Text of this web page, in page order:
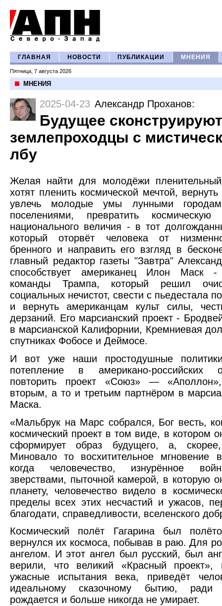
ГЛАВНАЯ НОВОСТИ ПУБЛИКАЦИИ МНЕНИЯ
Пятница, 7 августа 2026
МНЕНИЯ
2025-04-23 Александр Проханов:
Будущее сконструируют
землепроходцы с
лбу
Желая найти для молодёжи пленительный
хотят пленить космической мечтой,
увлечь молодые умы лунными
поселениями, превратить
национального величия - в тот
который оторвёт человека от
бренного и направить его взгляд в
главный редактор газеты "Завтра"
способствует американец Илон Маск
команды Трампа, который решил
социальных нечистот, свести с пьедестала
и вернуть американцам культ силы,
дерзаний. Его марсианский проект -
в марсианской Калифорнии, Кремниевая
спутниках Фобосе и Деймосе.
И вот уже наши простодушные
потепление в американо-российских
повторить проект «Союз» — «Аполлон»,
вторым, а то и третьим партнёром в
Маска.
«Мальбрук на Марс собрался, Бог весть,
космический проект в том виде, в котором
сформирует образ будущего, а,
Миновало то восхитительное мгновение
когда человечество, изнурённое
зверствами, пыточной камерой, в которую
планету, человечество видело в
пределы всех этих несчастий и ужасов,
благодати, справедливости, вселенского
Космический полёт Гагарина был
вернулся их космоса, побывав в раю. Для
ангелом. И этот ангел был русский, был
верили, что великий «Красный проект»,
ужасные испытания века, приведёт
идеальному сказочному бытию, ради
рождается и больше никогда не умирает.